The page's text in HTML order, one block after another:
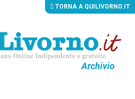
Archivio
TORNA A QUILIVORNO.IT